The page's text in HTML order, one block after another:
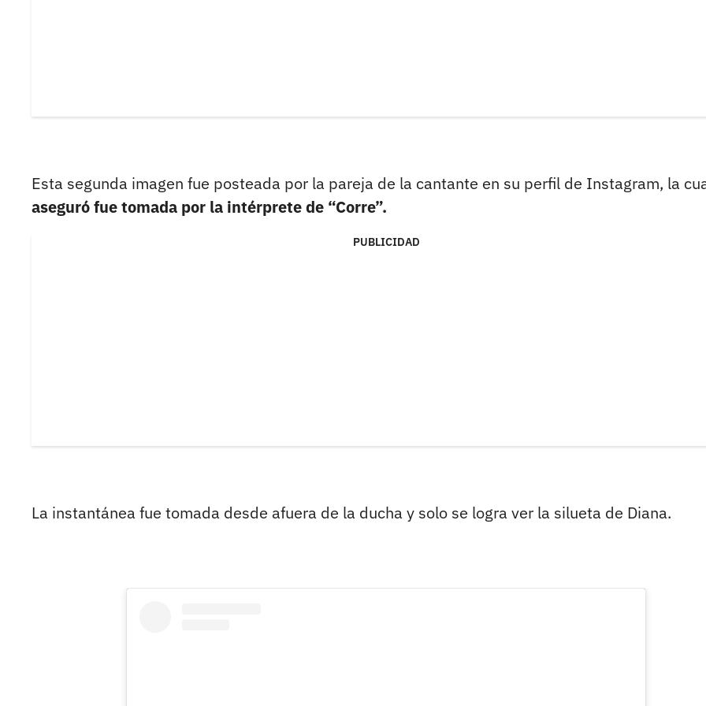
Esta segunda imagen fue posteada por la pareja de la cantante en su perfil de Instagram, la
aseguró fue tomada por la intérprete de “Corre”.
PUBLICIDAD
La instantánea fue tomada desde afuera de la ducha y solo se logra ver la silueta de Diana.